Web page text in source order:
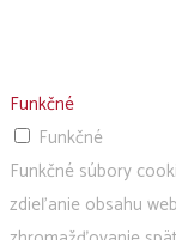
Funkčné
Funkčné
Funkčné súbory
zdieľanie obsahu